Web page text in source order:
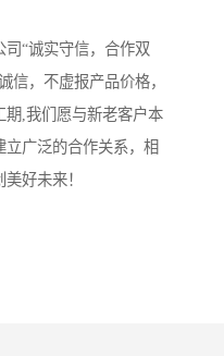
“诚实守信，合作双
信，不虚报产品价格，
期,我们愿与新老客户本
广泛的合作关系，相
好未来！